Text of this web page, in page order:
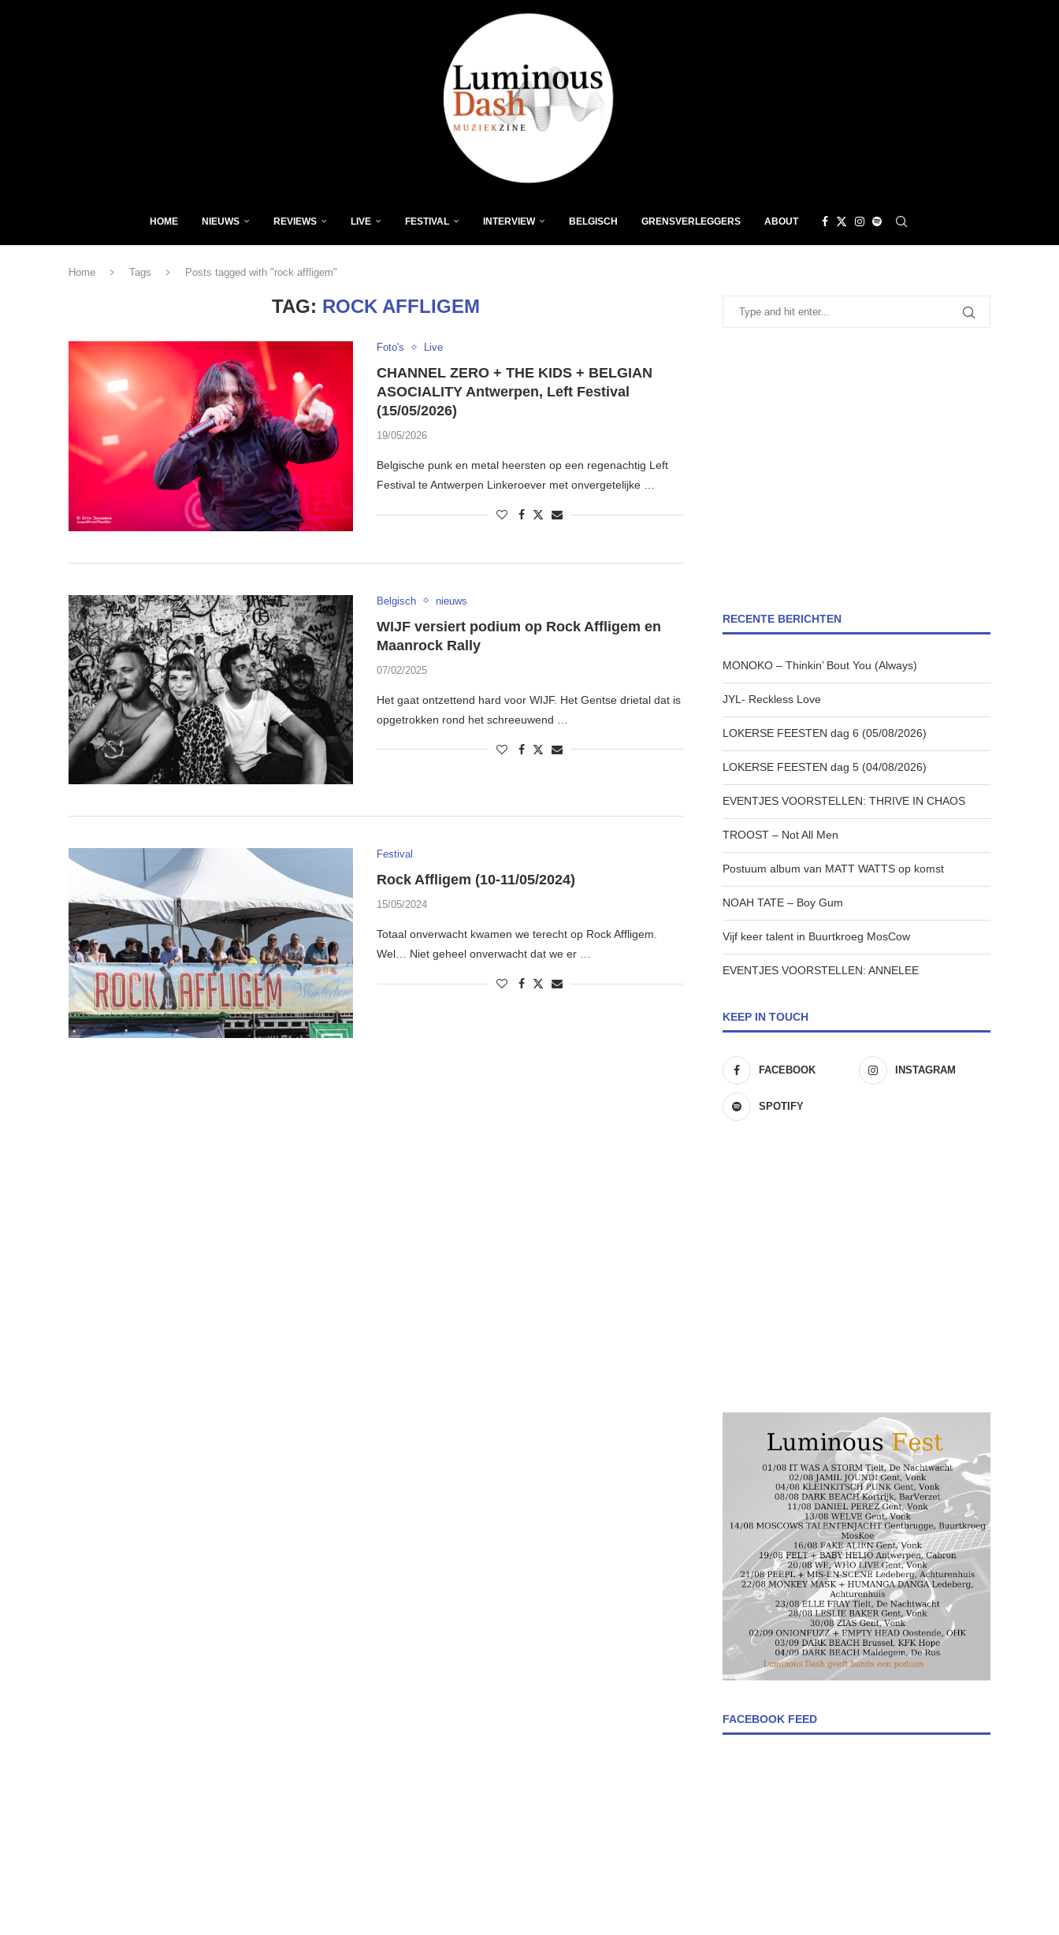
HOME NIEUWS REVIEWS LIVE FESTIVAL INTERVIEW BELGISCH GRENSVERLEGGERS ABOUT
Home Tags Posts tagged with "rock affligem"
TAG: ROCK AFFLIGEM
Foto's Live
CHANNEL ZERO + THE KIDS + BELGIAN
ASOCIALITY Antwerpen, Left Festival
(15/05/2026)
19/05/2026
Belgische punk en metal heersten op een regenachtig Left
Festival te Antwerpen Linkeroever met onvergetelijke …
Belgisch nieuws
WIJF versiert podium op Rock Affligem en
Maanrock Rally
07/02/2025
Het gaat ontzettend hard voor WIJF. Het Gentse drietal dat is
opgetrokken rond het schreeuwend …
Festival
Rock Affligem (10-11/05/2024)
15/05/2024
Totaal onverwacht kwamen we terecht op Rock Affligem.
Wel… Niet geheel onverwacht dat we er …
RECENTE BERICHTEN
MONOKO – Thinkin’ Bout You (Always)
JYL- Reckless Love
LOKERSE FEESTEN dag 6 (05/08/2026)
LOKERSE FEESTEN dag 5 (04/08/2026)
EVENTJES VOORSTELLEN: THRIVE IN CHAOS
TROOST – Not All Men
Postuum album van MATT WATTS op komst
NOAH TATE – Boy Gum
Vijf keer talent in Buurtkroeg MosCow
EVENTJES VOORSTELLEN: ANNELEE
KEEP IN TOUCH
FACEBOOK INSTAGRAM
SPOTIFY
FACEBOOK FEED